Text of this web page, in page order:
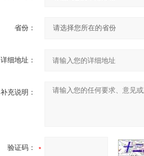
省份：
详细地址：
补充说明：
验证码：